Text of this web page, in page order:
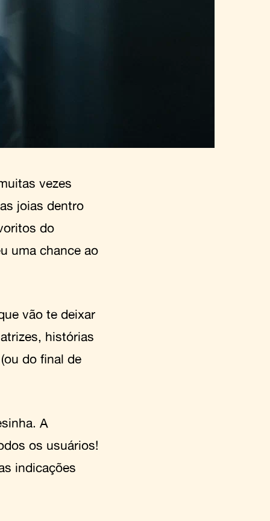
vezes
joias dentro
do
uma chance ao
vão te deixar
histórias
do final de
A
os usuários!
indicações